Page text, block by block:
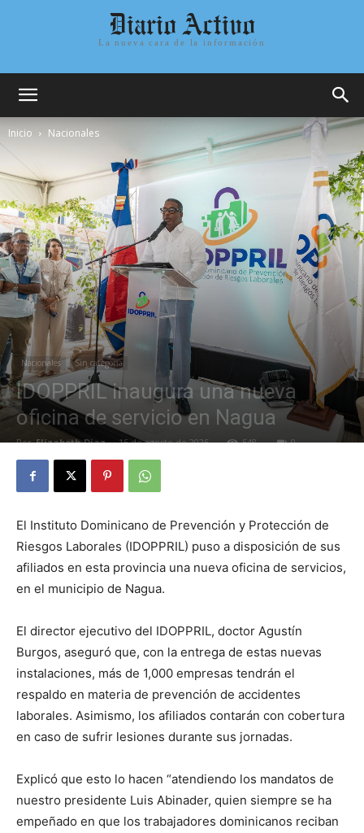
Diario Activo
La nueva cara de la información
Inicio Nacionales
Nacionales Sin categoría
IDOPPRIL inaugura una nueva
oficina de servicio en Nagua
Por Elizabeth Diaz - 15 de agosto de 2025 548 0
El Instituto Dominicano de Prevención y Protección de
Riesgos Laborales (IDOPPRIL) puso a disposición de sus
afiliados en esta provincia una nueva oficina de servicios,
en el municipio de Nagua.
El director ejecutivo del IDOPPRIL, doctor Agustín
Burgos, aseguró que, con la entrega de estas nuevas
instalaciones, más de 1,000 empresas tendrán el
respaldo en materia de prevención de accidentes
laborales. Asimismo, los afiliados contarán con cobertura
en caso de sufrir lesiones durante sus jornadas.
Explicó que esto lo hacen “atendiendo los mandatos de
nuestro presidente Luis Abinader, quien siempre se ha
empeñado en que los trabajadores dominicanos reciban